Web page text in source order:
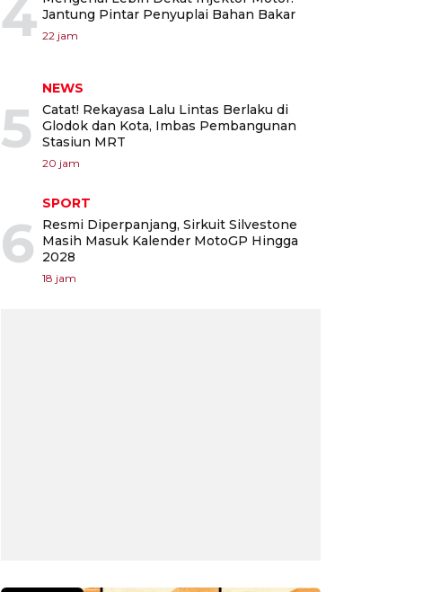
4 Jantung Pintar Penyuplai Bahan Bakar
22 jam
5
NEWS
Catat! Rekayasa Lalu Lintas Berlaku di
Glodok dan Kota, Imbas Pembangunan
Stasiun MRT
20 jam
6
SPORT
Resmi Diperpanjang, Sirkuit Silvestone
Masih Masuk Kalender MotoGP Hingga
2028
18 jam